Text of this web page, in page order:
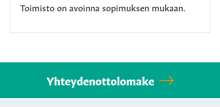
Toimisto on avoinna sopimuksen mukaan.
Yhteydenottolomake